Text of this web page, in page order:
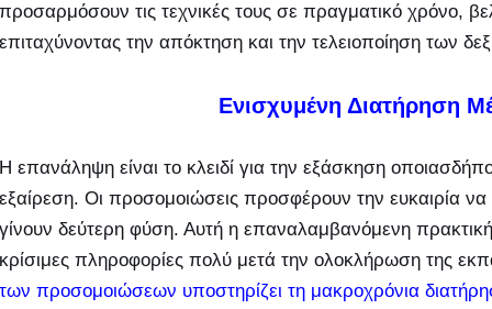
προσαρμόσουν τις τεχνικές τους σε πραγματικό χρόνο,
επιταχύνοντας την απόκτηση και την τελειοποίηση των
Ενισχυμένη Διατήρηση
Η επανάληψη είναι το κλειδί για την εξάσκηση
εξαίρεση. Οι προσομοιώσεις προσφέρουν την ευκαιρία να
γίνουν δεύτερη φύση. Αυτή η επαναλαμβανόμενη πρακτική
κρίσιμες πληροφορίες πολύ μετά την ολοκλήρωση της
των προσομοιώσεων υποστηρίζει τη μακροχρόνια